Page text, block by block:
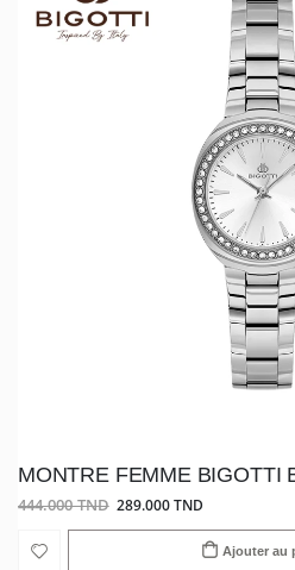
MONTRE FEMME BIGOTTI
444.000 TND 289.000 TND
Ajouter au